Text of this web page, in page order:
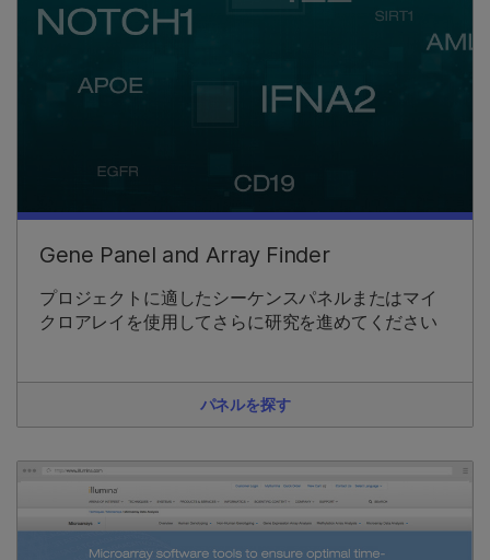
Gene Panel and Array Finder
プロジェクトに適したシーケンスパネルまたはマイ
クロアレイを使用してさらに研究を進めてください
パネルを探す